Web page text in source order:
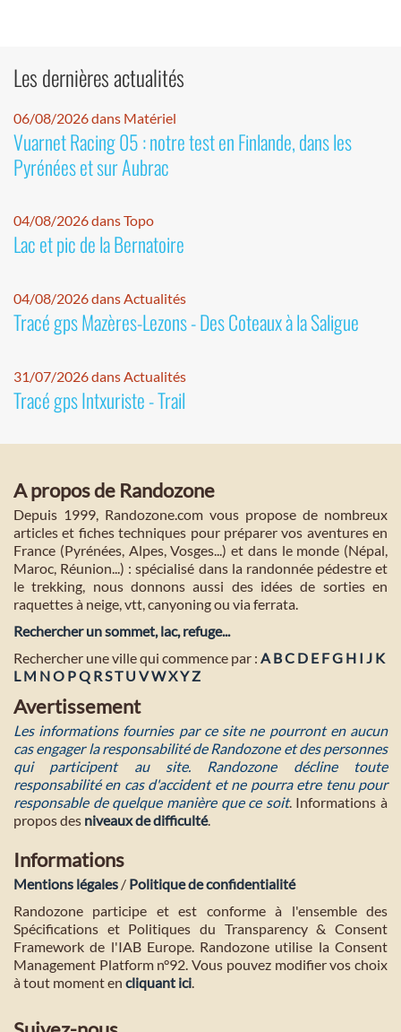
Les dernières actualités
06/08/2026 dans Matériel
Vuarnet Racing 05 : notre test en Finlande, dans les
Pyrénées et sur Aubrac
04/08/2026 dans Topo
Lac et pic de la Bernatoire
04/08/2026 dans Actualités
Tracé gps Mazères-Lezons - Des Coteaux à la Saligue
31/07/2026 dans Actualités
Tracé gps Intxuriste - Trail
A propos de Randozone
Depuis 1999, Randozone.com vous propose de nombreux
articles et fiches techniques pour préparer vos aventures en
France (Pyrénées, Alpes, Vosges...) et dans le monde (Népal,
Maroc, Réunion...) : spécialisé dans la randonnée pédestre et
le trekking, nous donnons aussi des idées de sorties en
raquettes à neige, vtt, canyoning ou via ferrata.
Rechercher un sommet, lac, refuge...
Rechercher une ville qui commence par : A BC D E FG H I J K
L M NO PQ R ST U VWXY Z
Avertissement
Les informations fournies par ce site ne pourront en aucun
cas engager la responsabilité de Randozone et des personnes
qui participent au site. Randozone décline toute
responsabilité en cas d'accident et ne pourra etre tenu pour
responsable de quelque manière que ce soit. Informations à
propos des niveaux de difficulté.
Informations
Mentions légales / Politique de confidentialité
Randozone participe et est conforme à l'ensemble des
Spécifications et Politiques du Transparency & Consent
Framework de l'IAB Europe. Randozone utilise la Consent
Management Platform n°92. Vous pouvez modifier vos choix
à tout moment en cliquant ici